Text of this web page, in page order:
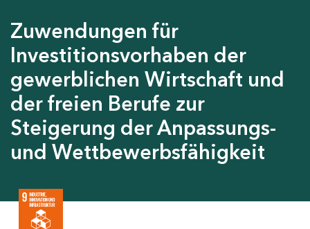
Zuwendungen für
Investitionsvorhaben der
gewerblichen Wirtschaft und
der freien Berufe zur
Steigerung der Anpassungs-
und Wettbewerbsfähigkeit